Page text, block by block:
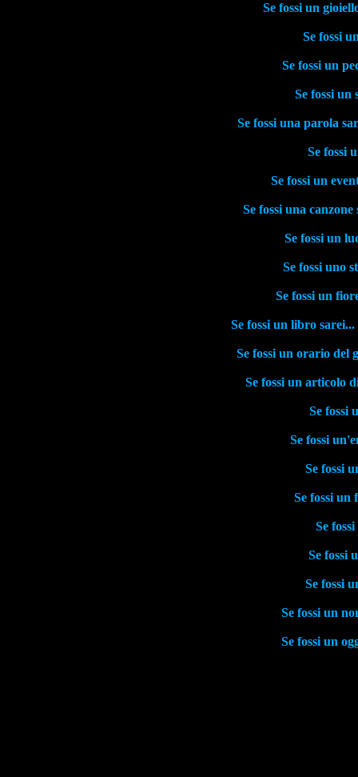
Se fossi un
Se fossi
Se fossi un
Se fossi un
Se fossi una parola
Se fossi
Se fossi un
Se fossi una
Se fossi un
Se fossi uno
Se fossi un
Se fossi un libro
Se fossi un orario del
Se fossi un articolo
Se fossi
Se fossi
Se fossi
Se fossi un
Se
Se fossi
Se fossi
Se fossi un
Se fossi un